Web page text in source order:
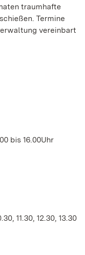
traumhafte
Termine
vereinbart
bis 16.00Uhr
11.30, 12.30, 13.30